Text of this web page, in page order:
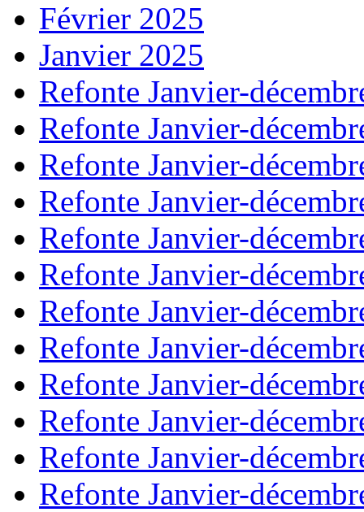
Février 2025
Janvier 2025
Refonte Janvier-
Refonte Janvier-
Refonte Janvier-
Refonte Janvier-
Refonte Janvier-
Refonte Janvier-
Refonte Janvier-
Refonte Janvier-
Refonte Janvier-
Refonte Janvier-
Refonte Janvier-
Refonte Janvier-